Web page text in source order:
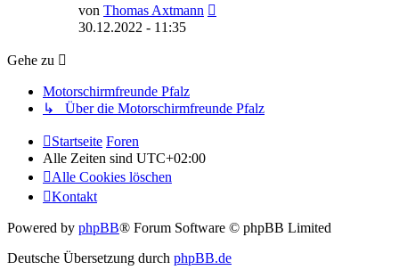
von Thomas Axtmann
30.12.2022 - 11:35
Gehe zu
Motorschirmfreunde Pfalz
↳ Über die Motorschirmfreunde Pfalz
Startseite Foren
Alle Zeiten sind UTC+02:00
Alle Cookies löschen
Kontakt
Powered by phpBB® Forum Software © phpBB Limited
Deutsche Übersetzung durch phpBB.de